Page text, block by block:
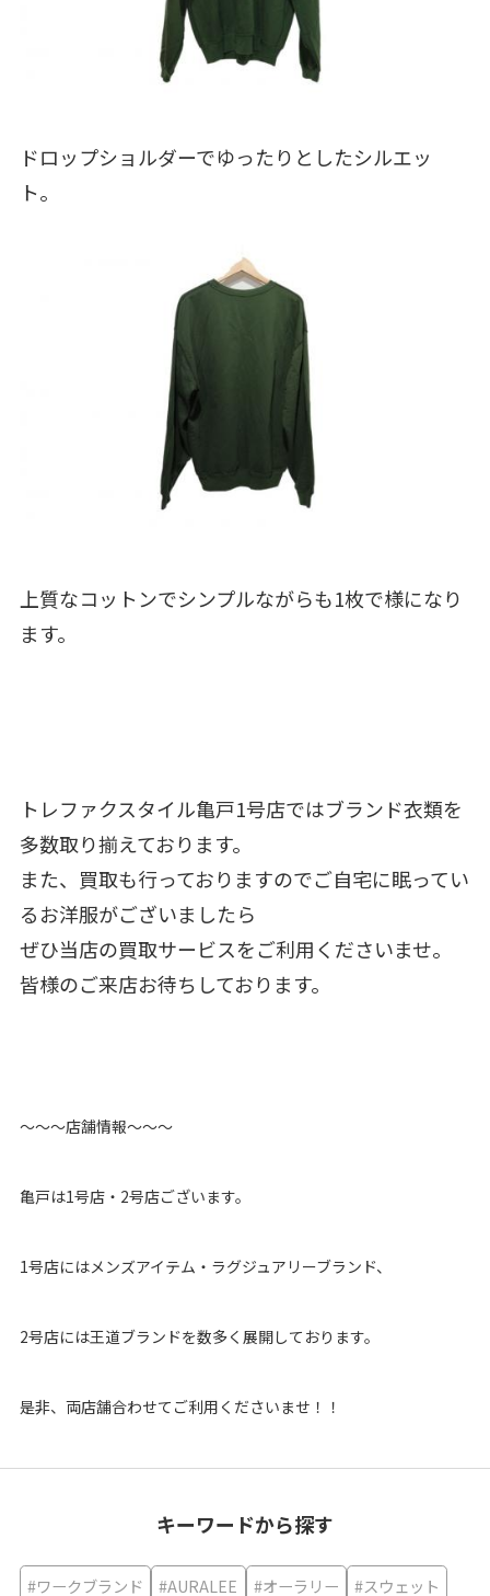
ドロップショルダーでゆったりとしたシルエッ
ト。
上質なコットンでシンプルながらも1枚で様になり
ます。
トレファクスタイル亀戸1号店ではブランド衣類を
多数取り揃えております。
また、買取も行っておりますのでご自宅に眠ってい
るお洋服がございましたら
ぜひ当店の買取サービスをご利用くださいませ。
皆様のご来店お待ちしております。
〜〜〜店舗情報〜〜〜
亀戸は1号店・2号店ございます。
1号店にはメンズアイテム・ラグジュアリーブランド、
2号店には王道ブランドを数多く展開しております。
是非、両店舗合わせてご利用くださいませ！！
キーワードから探す
#ワークブランド #AURALEE #オーラリー #スウェット